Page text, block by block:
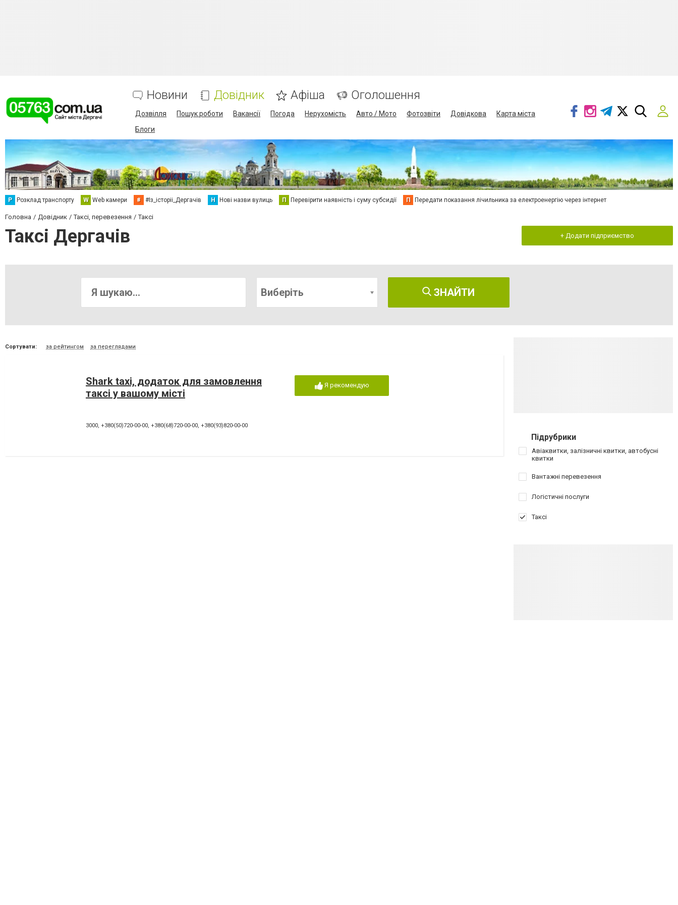
Новини Довідник Афіша Оголошення
Дозвілля Пошук роботи Вакансії Погода Нерухомість Авто / Мото Фотозвіти Довідкова
Карта міста
Блоги
Р Розклад транспорту W Web камери # #Із_історіі_Дергачів Н Нові назви вулиць П Перевірити наявність і суму субсидії П Передати показання лічильника за електроенергію через інтернет
Головна Довідник Таксі, перевезення Таксі
Таксі Дергачів + Додати підприємство
Виберіть ЗНАЙТИ
Сортувати: за рейтингом за переглядами
Shark taxi, додаток для замовлення
таксі у вашому місті
3000, +380(50)720-00-00, +380(68)720-00-00, +380(93)820-00-00
Я рекомендую
Підрубрики
Авіаквитки, залізничні квитки, автобусні
квитки
Вантажні перевезення
Логістичні послуги
Таксі